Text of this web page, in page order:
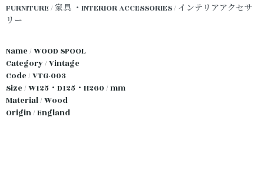
FURNITURE / 家具 ・INTERIOR ACCESSORIES / インテリアアクセサ
リー
Name / WOOD SPOOL
Category / Vintage
Code / VTG-003
Size / W125・D125・H260 / mm
Material / Wood
Origin / England